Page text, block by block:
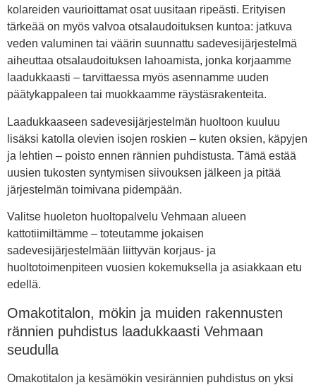
kolareiden vaurioittamat osat uusitaan ripeästi. Erityisen
tärkeää on myös valvoa otsalaudoituksen kuntoa: jatkuva
veden valuminen tai väärin suunnattu sadevesijärjestelmä
aiheuttaa otsalaudoituksen lahoamista, jonka korjaamme
laadukkaasti – tarvittaessa myös asennamme uuden
päätykappaleen tai muokkaamme räystäsrakenteita.
Laadukkaaseen sadevesijärjestelmän huoltoon kuuluu
lisäksi katolla olevien isojen roskien – kuten oksien, käpyjen
ja lehtien – poisto ennen rännien puhdistusta. Tämä estää
uusien tukosten syntymisen siivouksen jälkeen ja pitää
järjestelmän toimivana pidempään.
Valitse huoleton huoltopalvelu Vehmaan alueen
kattotiimiltämme – toteutamme jokaisen
sadevesijärjestelmään liittyvän korjaus- ja
huoltotoimenpiteen vuosien kokemuksella ja asiakkaan etu
edellä.
Omakotitalon, mökin ja muiden rakennusten
rännien puhdistus laadukkaasti Vehmaan
seudulla
Omakotitalon ja kesämökin vesirännien puhdistus on yksi